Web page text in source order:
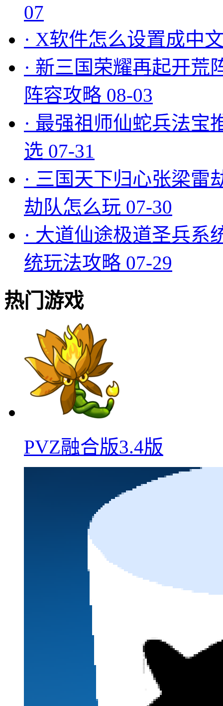
07
· X软件怎么设置成中
· 新三国荣耀再起开荒
阵容攻略 08-03
· 最强祖师仙蛇兵法宝
选 07-31
· 三国天下归心张梁雷
劫队怎么玩 07-30
· 大道仙途极道圣兵系
统玩法攻略 07-29
热门游戏
PVZ融合版3.4版